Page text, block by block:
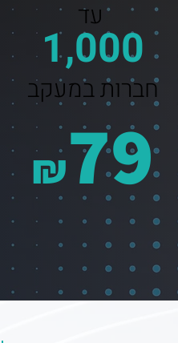
₪79
חברות במעקב
עד
1,000